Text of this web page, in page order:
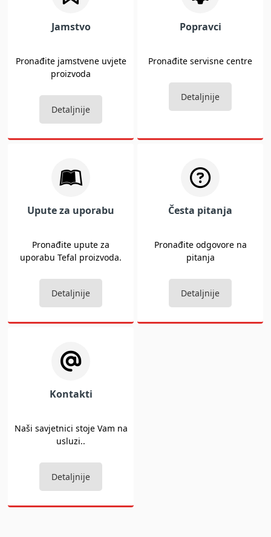
Jamstvo
Pronađite jamstvene uvjete
proizvoda
Detaljnije
Popravci
Pronađite servisne centre
Detaljnije
Upute za uporabu
Pronađite upute za
uporabu Tefal proizvoda.
Detaljnije
Česta pitanja
Pronađite odgovore na
pitanja
Detaljnije
Kontakti
Naši savjetnici stoje Vam na
usluzi..
Detaljnije